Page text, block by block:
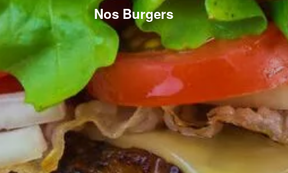
Nos Burgers